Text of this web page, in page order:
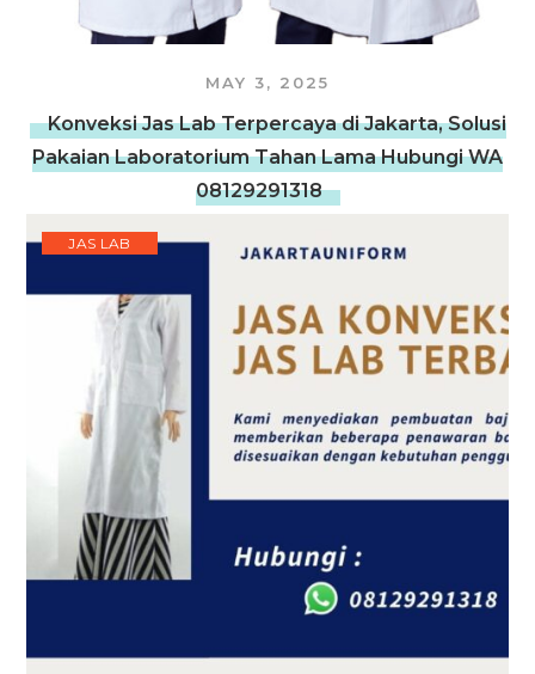
MAY 3, 2025
Konveksi Jas Lab Terpercaya di Jakarta, Solusi
Pakaian Laboratorium Tahan Lama Hubungi WA
08129291318
JAS LAB